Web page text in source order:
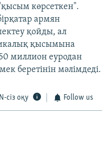
көрсеткен".
армян
қойды, ал
қысымына
миллион еуродан
беретінін мәлімдеді.
сіз оқу Follow us